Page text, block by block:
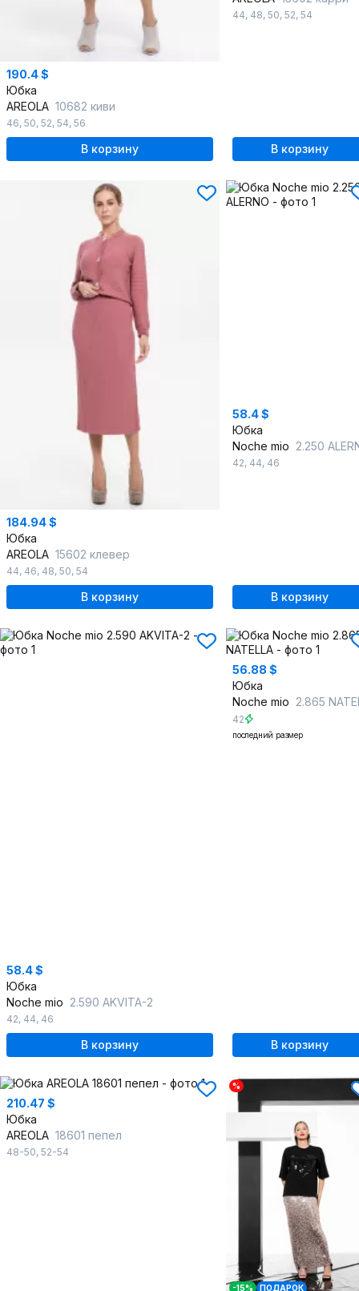
190.4 $
Юбка
AREOLA 10682 киви
46, 50, 52, 54, 56
В корзину
44, 48, 50, 52, 54
В корзину
184.94 $
Юбка
AREOLA 15602 клевер
44, 46, 48, 50, 54
В корзину
58.4 $
Юбка
Noche mio 2.250
42, 44, 46
В корзину
58.4 $
Юбка
Noche mio 2.590 AKVITA-2
42, 44, 46
В корзину
56.88 $
Юбка
Noche mio 2.865
42
последний размер
В корзину
210.47 $
Юбка
AREOLA 18601 пепел
48-50, 52-54
%
-15% ПОДАРОК